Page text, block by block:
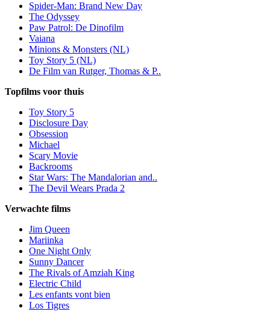
Spider-Man: Brand New Day
The Odyssey
Paw Patrol: De Dinofilm
Vaiana
Minions & Monsters (NL)
Toy Story 5 (NL)
De Film van Rutger, Thomas & P..
Topfilms voor thuis
Toy Story 5
Disclosure Day
Obsession
Michael
Scary Movie
Backrooms
Star Wars: The Mandalorian and..
The Devil Wears Prada 2
Verwachte films
Jim Queen
Mariinka
One Night Only
Sunny Dancer
The Rivals of Amziah King
Electric Child
Les enfants vont bien
Los Tigres